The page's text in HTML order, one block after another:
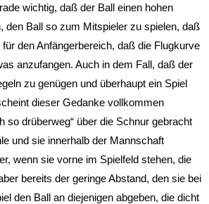
wichtig, daß der Ball einen hohen
den Ball so zum Mitspieler zu spielen, daß
den Anfängerbereich, daß die Flugkurve
anzufangen. Auch in dem Fall, daß der
zu genügen und überhaupt ein Spiel
dieser Gedanke vollkommen
so drüberweg“ über die Schnur gebracht
und sie innerhalb der Mannschaft
wenn sie vorne im Spielfeld stehen, die
bereits der geringe Abstand, den sie bei
den Ball an diejenigen abgeben, die dicht